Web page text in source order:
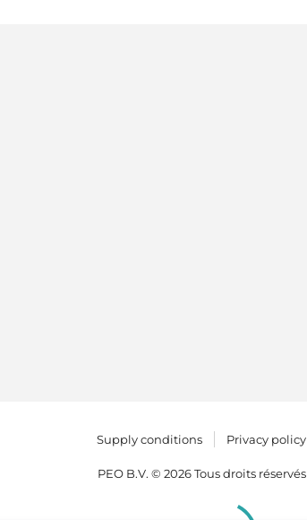
Supply conditions Privacy policy
PEO B.V. © 2026 Tous droits réservés